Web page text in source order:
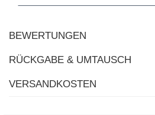
BEWERTUNGEN
RÜCKGABE & UMTAUSCH
VERSANDKOSTEN